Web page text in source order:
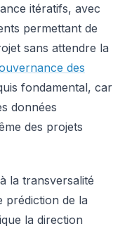
itératifs, avec
permettant de
sans attendre la
des
fondamental, car
données
des projets
la transversalité
prédiction de la
la direction